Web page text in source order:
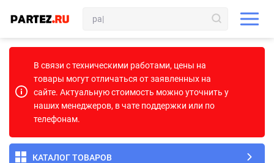
В связи с техническими работами, цены на
товары могут отличаться от заявленных на
сайте. Актуальную стоимость можно уточнить у
наших менеджеров, в чате поддержки или по
телефонам.
КАТАЛОГ ТОВАРОВ